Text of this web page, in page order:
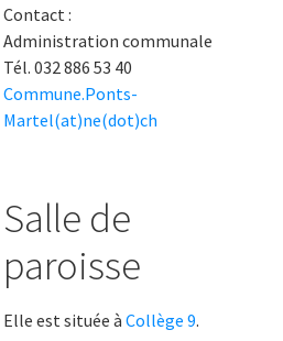
Contact :
Administration communale
Tél. 032 886 53 40
Commune.Ponts-
Martel(at)ne(dot)ch
Salle de
paroisse
Elle est située à Collège 9.